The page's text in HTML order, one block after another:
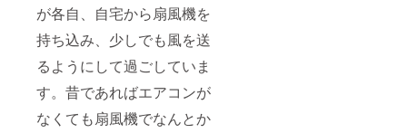
が各自、自宅から扇風機を
持ち込み、少しでも風を送
るようにして過ごしていま
す。昔であればエアコンが
なくても扇風機でなんとか